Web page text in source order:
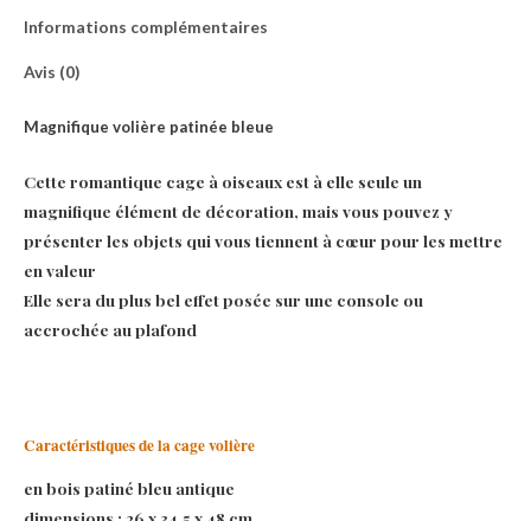
Informations complémentaires
Avis (0)
Magnifique volière patinée bleue
Cette romantique cage à oiseaux est à elle seule un
magnifique élément de décoration, mais vous pouvez y
présenter les objets qui vous tiennent à cœur pour les mettre
en valeur
Elle sera du plus bel effet posée sur une console ou
accrochée au plafond
Caractéristiques de la cage volière
en bois patiné bleu antique